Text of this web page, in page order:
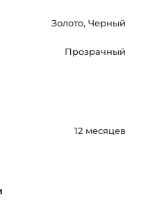
неповторимуюЗолото, Черный
Прозрачный
12 месяцев